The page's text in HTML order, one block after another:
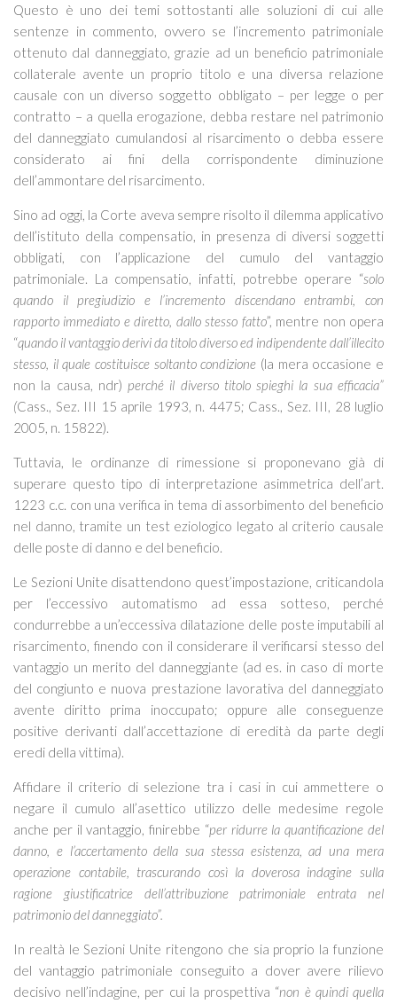
Questo è uno dei temi sottostanti alle soluzioni di cui alle
sentenze in commento, ovvero se l’incremento patrimoniale
ottenuto dal danneggiato, grazie ad un beneficio patrimoniale
collaterale avente un proprio titolo e una diversa relazione
causale con un diverso soggetto obbligato – per legge o per
contratto – a quella erogazione, debba restare nel patrimonio
del danneggiato cumulandosi al risarcimento o debba essere
considerato ai fini della corrispondente diminuzione
dell’ammontare del risarcimento.
Sino ad oggi, la Corte aveva sempre risolto il dilemma applicativo
dell’istituto della compensatio, in presenza di diversi soggetti
obbligati, con l’applicazione del cumulo del vantaggio
patrimoniale. La compensatio, infatti, potrebbe operare “solo
quando il pregiudizio e l’incremento discendano entrambi, con
rapporto immediato e diretto, dallo stesso fatto”, mentre non opera
“quando il vantaggio derivi da titolo diverso ed indipendente dall’illecito
stesso, il quale costituisce soltanto condizione (la mera occasione e
non la causa, ndr) perché il diverso titolo spieghi la sua efficacia”
(Cass., Sez. III 15 aprile 1993, n. 4475; Cass., Sez. III, 28 luglio
2005, n. 15822).
Tuttavia, le ordinanze di rimessione si proponevano già di
superare questo tipo di interpretazione asimmetrica dell’art.
1223 c.c. con una verifica in tema di assorbimento del beneficio
nel danno, tramite un test eziologico legato al criterio causale
delle poste di danno e del beneficio.
Le Sezioni Unite disattendono quest’impostazione, criticandola
per l’eccessivo automatismo ad essa sotteso, perché
condurrebbe a un’eccessiva dilatazione delle poste imputabili al
risarcimento, finendo con il considerare il verificarsi stesso del
vantaggio un merito del danneggiante (ad es. in caso di morte
del congiunto e nuova prestazione lavorativa del danneggiato
avente diritto prima inoccupato; oppure alle conseguenze
positive derivanti dall’accettazione di eredità da parte degli
eredi della vittima).
Affidare il criterio di selezione tra i casi in cui ammettere o
negare il cumulo all’asettico utilizzo delle medesime regole
anche per il vantaggio, finirebbe “per ridurre la quantificazione del
danno, e l’accertamento della sua stessa esistenza, ad una mera
operazione contabile, trascurando così la doverosa indagine sulla
ragione giustificatrice dell’attribuzione patrimoniale entrata nel
patrimonio del danneggiato”.
In realtà le Sezioni Unite ritengono che sia proprio la funzione
del vantaggio patrimoniale conseguito a dover avere rilievo
decisivo nell’indagine, per cui la prospettiva “non è quindi quella